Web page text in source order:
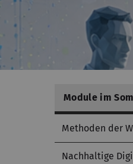
Module im
Methoden der
Nachhaltige